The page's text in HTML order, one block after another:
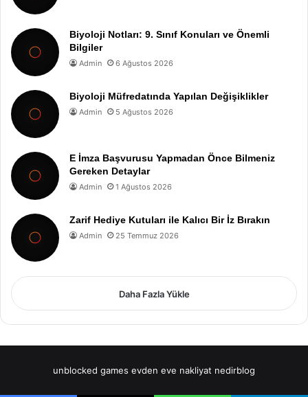
Biyoloji Notları: 9. Sınıf Konuları ve Önemli
Bilgiler
Admin 6 Ağustos 2026
Biyoloji Müfredatında Yapılan Değişiklikler
Admin 5 Ağustos 2026
E İmza Başvurusu Yapmadan Önce Bilmeniz
Gereken Detaylar
Admin 1 Ağustos 2026
Zarif Hediye Kutuları ile Kalıcı Bir İz Bırakın
Admin 25 Temmuz 2026
Daha Fazla Yükle
unblocked games evden eve nakliyat nedirblog